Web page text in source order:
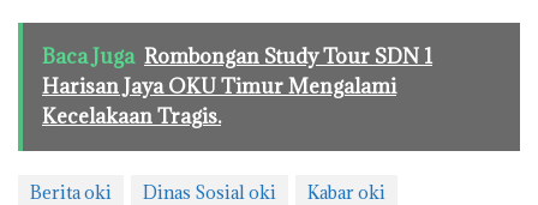
Baca Juga Rombongan Study Tour SDN 1
Harisan Jaya OKU Timur Mengalami
Kecelakaan Tragis.
Berita oki Dinas Sosial oki
Kabar oki